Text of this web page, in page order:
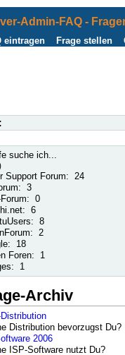
Admin-FAQ -
Frage stellen
eintragen
suche ich...
Support Forum:
24
3
0
6
8
2
18
Foren:
1
1
Archiv
Distribution bevorzugst Du?
2006
ISP-Software nutzt Du?